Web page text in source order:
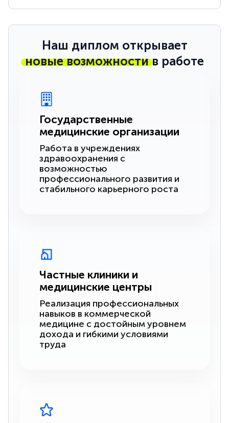
Наш диплом открывает
новые возможностив работе
Государственные
медицинские организации
Работа в учреждениях
здравоохранения с
возможностью
профессионального развития и
стабильного карьерного роста
Частные клиники и
медицинские центры
Реализация профессиональных
навыков в коммерческой
медицине с достойным уровнем
дохода и гибкими условиями
труда